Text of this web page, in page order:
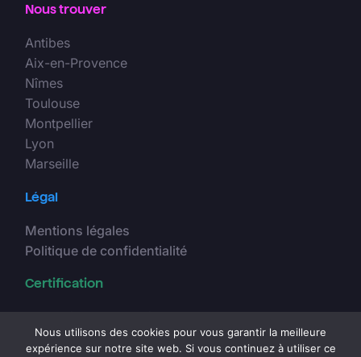
Nous trouver
Antibes
Aix-en-Provence
Nîmes
Toulouse
Montpellier
Lyon
Marseille
Légal
Mentions légales
Politique de confidentialité
Certification
Entreprise RGE Qualibat
Nous utilisons des cookies pour vous garantir la meilleure
expérience sur notre site web. Si vous continuez à utiliser ce